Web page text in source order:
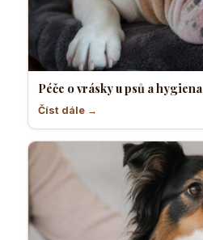
Péče o vrásky u psů a hygiena
Číst dále →